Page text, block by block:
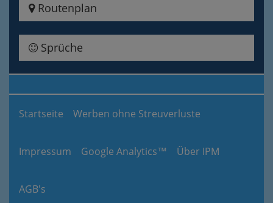
Routenplan
Sprüche
Startseite Werben ohne Streuverluste
Impressum Google Analytics™ Über IPM
AGB's